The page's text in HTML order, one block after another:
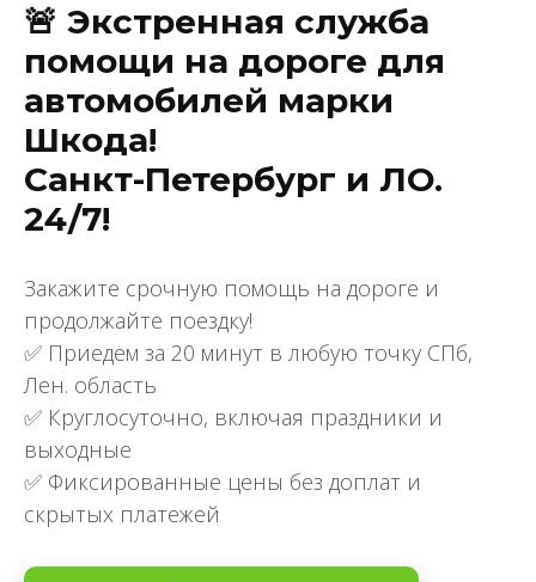
🚨 Экстренная служба
помощи на дороге для
автомобилей марки
Шкода!
Санкт-Петербург и ЛО.
24/7!
Закажите срочную помощь на дороге и
продолжайте поездку!
✅ Приедем за 20 минут в любую точку СПб,
Лен. область
✅ Круглосуточно, включая праздники и
выходные
✅ Фиксированные цены без доплат и
скрытых платежей